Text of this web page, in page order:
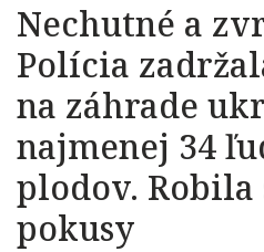
Nechutné a
Polícia
na záhrade
najmenej 34
plodov.
pokusy